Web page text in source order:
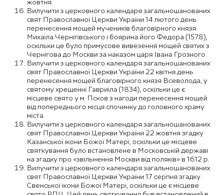
жовтня.
Вилучити з церковного календаря загальношанованих
свят Православної Церкви України 14 лютого день
перенесення мощей мучеників благовірного князя
Михаїла Чернігівського і боярина його Федора (1578),
оскільки це було примусове вивезення мощей святих з
Чернігова до Москви за наказом царя Івана Грозного.
Вилучити з церковного календаря загальношанованих
свят Православної Церкви України 22 квітня день
перенесення мощей благовірного князя Всеволода, у
святому хрещенні Гавриїла (1834), оскільки це є
місцеве свято у м. Псков з нагоди перенесення мощей
від попереднього місця спочинку до головного храму
міста.
Вилучити з церковного календаря загальношанованих
свят Православної Церкви України 22 жовтня згадку
Казанської ікони Божої Матері, оскільки це місцеве
святкування було встановлене в Московській державі
на згадку про «звільнення Москви від поляків» в 1612 р.
Вилучити з церковного календаря загальношанованих
свят Православної Церкви України 17 серпня згадку
Свенської ікони Божої Матері, оскільки це є місцеве